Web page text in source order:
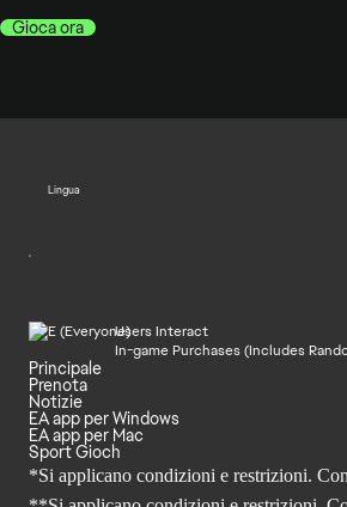
Gioca ora
Lingua
Users Interact
In-game Purchases (Includes
Principale
Prenota
Notizie
EA app per Windows
EA app per Mac
Sport Gioch
*Si applicano condizioni e restrizioni.